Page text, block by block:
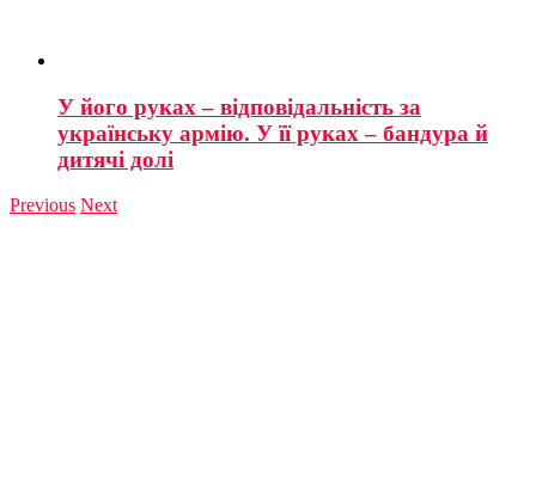
У його руках – відповідальність за
українську армію. У її руках – бандура й
дитячі долі
Previous Next